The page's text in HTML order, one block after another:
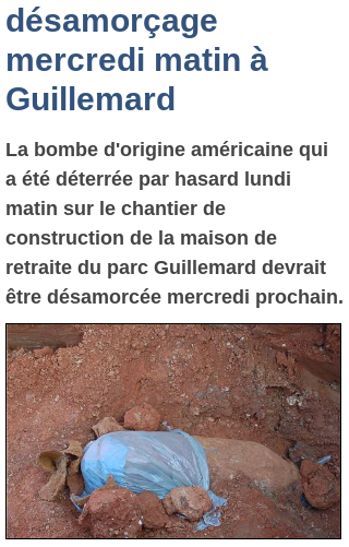
désamorçage
mercredi matin à
Guillemard
La bombe d'origine américaine qui
a été déterrée par hasard lundi
matin sur le chantier de
construction de la maison de
retraite du parc Guillemard devrait
être désamorcée mercredi prochain.